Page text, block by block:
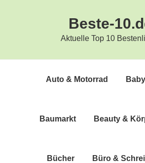
Beste-
Aktuelle Top 10
Auto & Motorrad
Bau­markt Beau­ty &
Bücher Büro &